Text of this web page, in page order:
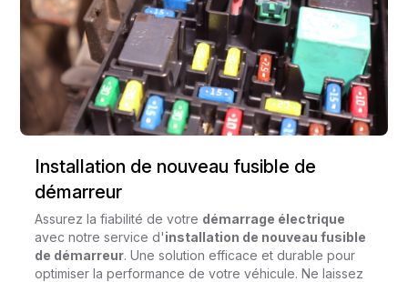
Installation de nouveau fusible de
démarreur
Assurez la fiabilité de votre démarrage électrique
avec notre service d'installation de nouveau fusible
de démarreur. Une solution efficace et durable pour
optimiser la performance de votre véhicule. Ne laissez